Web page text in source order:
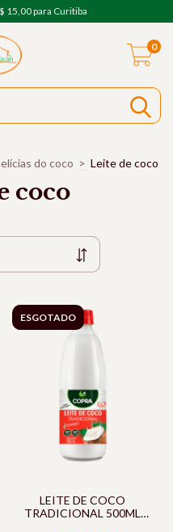
15,00 para Curitiba
0
do coco > Leite de coco
coco
ESGOTADO
LEITE DE COCO
TRADICIONAL 500ML